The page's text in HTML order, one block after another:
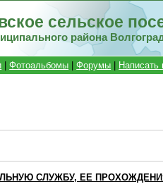
сельское
района
|Фотоальбомы |Форумы Написать
СЛУЖБУ, ЕЕ